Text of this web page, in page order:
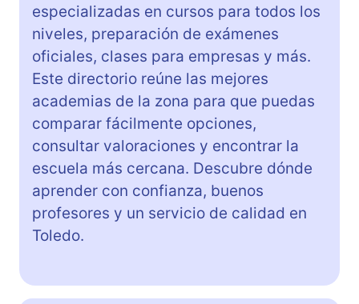
especializadas en cursos para todos los
niveles, preparación de exámenes
oficiales, clases para empresas y más.
Este directorio reúne las mejores
academias de la zona para que puedas
comparar fácilmente opciones,
consultar valoraciones y encontrar la
escuela más cercana. Descubre dónde
aprender con confianza, buenos
profesores y un servicio de calidad en
Toledo.